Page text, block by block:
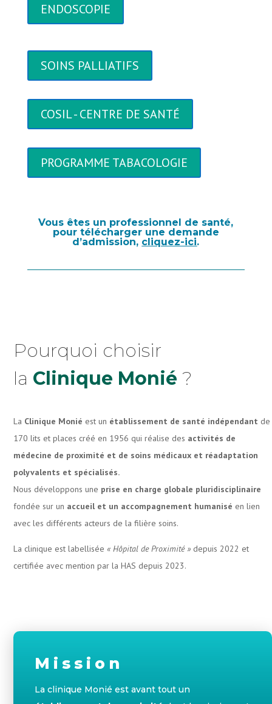
ENDOSCOPIE
SOINS PALLIATIFS
COSIL - CENTRE DE SANTÉ
PROGRAMME TABACOLOGIE
Vous êtes un professionnel de santé,
pour télécharger une demande
d’admission, cliquez-ici.
Pourquoi choisir
la Clinique Monié ?
La Clinique Monié est un établissement de santé indépendant de
170 lits et places créé en 1956 qui réalise des activités de
médecine de proximité et de soins médicaux et réadaptation
polyvalents et spécialisés.
Nous développons une prise en charge globale pluridisciplinaire
fondée sur un accueil et un accompagnement humanisé en lien
avec les différents acteurs de la filière soins.
La clinique est labellisée« Hôpital de Proximité »depuis 2022 et
certifiée avec mention par la HAS depuis 2023.
Mission
La clinique Monié est avant tout un